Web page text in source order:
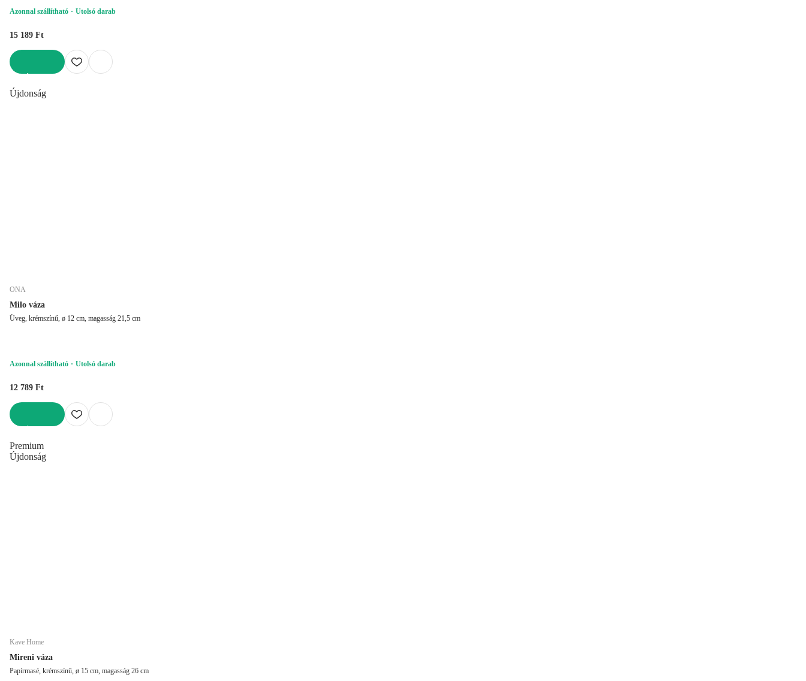
Azonnal szállítható Utolsó darab
15 189 Ft
Újdonság
ONA
Milo váza
Üveg, krémszínű, ø 12 cm, magasság 21,5 cm
Azonnal szállítható Utolsó darab
12 789 Ft
Premium
Újdonság
Kave Home
Mireni váza
Papírmasé, krémszínű, ø 15 cm, magasság 26 cm